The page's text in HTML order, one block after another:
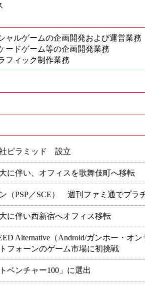
ャルゲームの企画開発および運営業務
ードゲーム等の企画開発業務
フィック制作業務
ピラミッド 設立
に伴い、オフィスを歌舞伎町へ移転
（PSP／SCE） 週刊ファミ通でプラ
に伴い西新宿へオフィス移転
Alternative（Android/ガンホー・オ
フォーンのゲーム市場に初挑戦
トベンチャー100」に選出